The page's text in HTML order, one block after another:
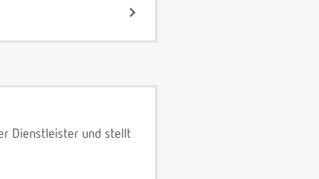
Dienstleister und stellt